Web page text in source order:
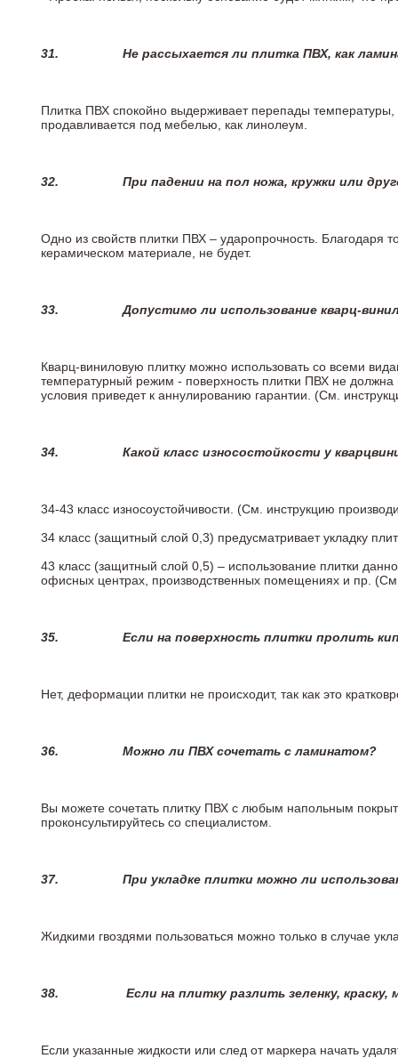
31. Не рассыхается ли плитка ПВХ, как
Плитка ПВХ спокойно выдерживает перепады температуры,
продавливается под мебелью, как линолеум.
32. При падении на пол ножа, кружки или
Одно из свойств плитки ПВХ – ударопрочность. Благодаря
керамическом материале, не будет.
33.Допустимо ли использование кварц-
Кварц-виниловую плитку можно использовать со всеми
температурный режим - поверхность плитки ПВХ не
условия приведет к аннулированию гарантии. (См.
34. Какой класс износостойкости у
34-43 класс износоустойчивости. (См. инструкцию
34 класс (защитный слой 0,3) предусматривает укладку
43 класс (защитный слой 0,5) – использование плитки
офисных центрах, производственных помещениях и пр.
35. Если на поверхность плитки пролить
Нет, деформации плитки не происходит, так как это
36. Можно ли ПВХ сочетать с ламинатом?
Вы можете сочетать плитку ПВХ с любым напольным
проконсультируйтесь со специалистом.
37. При укладке плитки можно ли
Жидкими гвоздями пользоваться можно только в случае
38. Если на плитку разлить зеленку,
Если указанные жидкости или след от маркера начать